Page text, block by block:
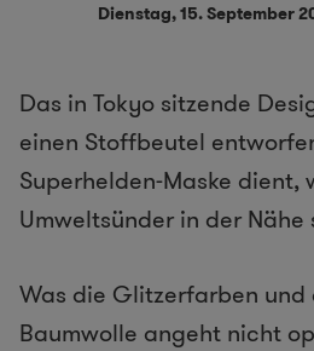
Dienstag, 15. September
Das in Tokyo sitzende
einen Stoffbeutel
Superhelden-Maske dient,
Umweltsünder in der Nähe
Was die Glitzerfarben und
Baumwolle angeht nicht